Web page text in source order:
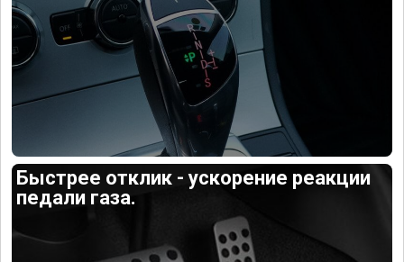
Быстрее отклик - ускорение реакции
педали газа.